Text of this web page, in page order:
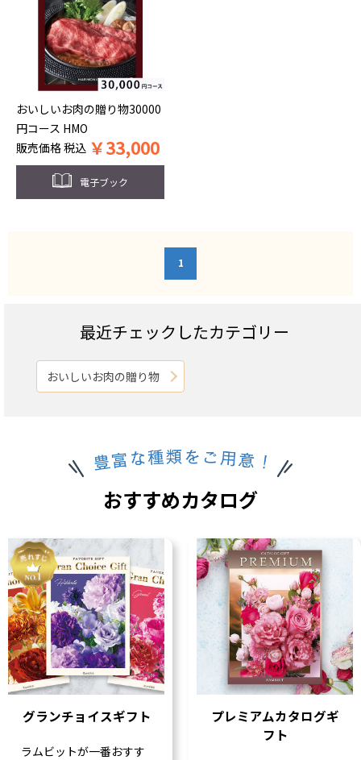
おいしいお肉の贈り物30000
円コース HMO
販売価格税込 ￥33,000
電子ブック
1
最近チェックしたカテゴリー
おいしいお肉の贈り物
おすすめカタログ
グランチョイスギフト
ラムビットが一番おすす
プレミアムカタログギ
フト